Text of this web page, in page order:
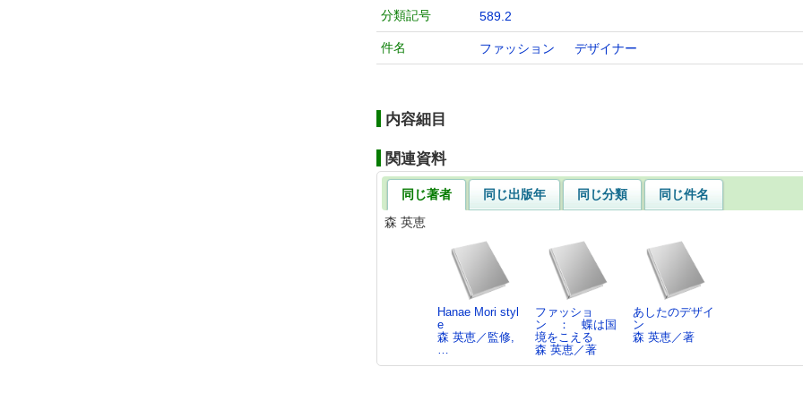
分類記号 589.2
件名 ファッション デザイナー
内容細目
関連資料
同じ著者 同じ出版年 同じ分類
同じ件名
森 英恵
Hanae Mori styl
e
森 英恵／監修,
…
ファッショ
ン ： 蝶は国
境をこえる
森 英恵／著
あしたのデザイ
ン
森 英恵／著